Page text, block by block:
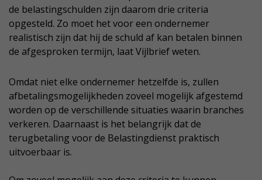
de belastingschulden zijn daarom drie criteria
opgesteld. Zo moet het voor een ondernemer
realistisch zijn dat hij de schuld af kan betalen binnen
de afgesproken termijn, laat Vijlbrief weten.
Omdat niet elke ondernemer hetzelfde is, zullen
afbetalingsmogelijkheden zoveel mogelijk afgestemd
worden op de verschillende situaties waarin branches
verkeren. Daarnaast is het belangrijk dat de
terugbetaling voor de Belastingdienst praktisch
uitvoerbaar is.